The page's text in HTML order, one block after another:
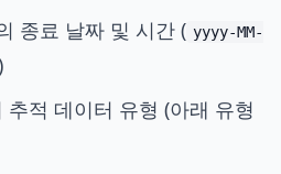
종료 날짜 및 시간 ( yyyy-MM-
적 데이터 유형 (아래 유형